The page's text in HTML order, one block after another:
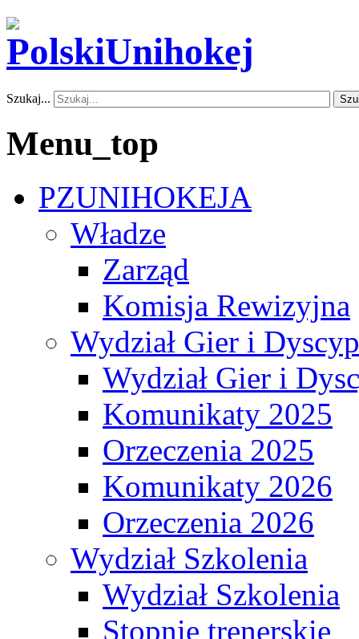
Szukaj...
Menu_top
PZUNIHOKEJA
Władze
Zarząd
Komisja Rewizyjna
Wydział Gier i
Wydział Gier i
Komunikaty 2025
Orzeczenia 2025
Komunikaty 2026
Orzeczenia 2026
Wydział Szkolenia
Wydział Szkolenia
Stopnie trenerskie